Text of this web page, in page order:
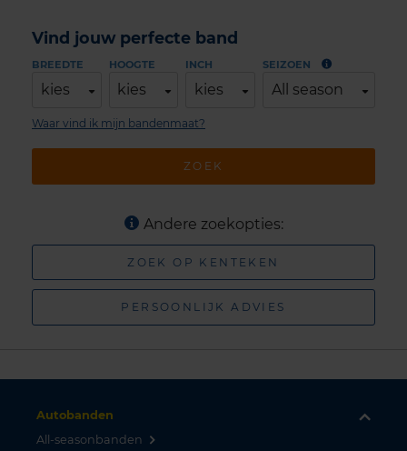
Vind jouw perfecte band
BREEDTE
kies
HOOGTE
kies
INCH
kies
SEIZOEN
All season
ZOEK
Waar vind ik mijn bandenmaat?
Andere zoekopties:
ZOEK OP KENTEKEN
PERSOONLIJK ADVIES
Autobanden
All-seasonbanden